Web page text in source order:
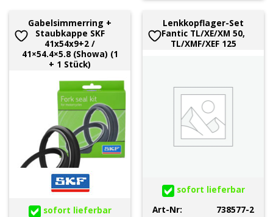
Gabelsimmerring +
Staubkappe SKF
41x54x9+2 /
41×54.4×5.8 (Showa) (1
+ 1 Stück)
sofort lieferbar
Lenkkopflager-Set
Fantic TL/XE/XM 50,
TL/XMF/XEF 125
sofort lieferbar
Art-Nr:
738577-2